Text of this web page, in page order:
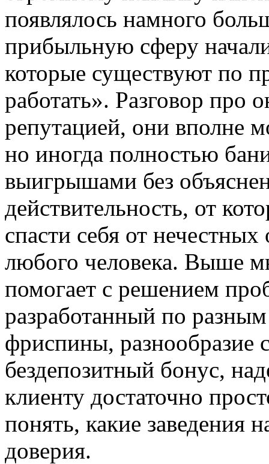
появлялось намного
прибыльную сферу
которые существуют по
работать». Разговор про
репутацией, они вполне
но иногда полностью
выигрышами без
действительность, от
спасти себя от
любого человека. Выше
помогает с решением
разработанный по
фриспины, разнообразие
бездепозитный бонус,
клиенту достаточно
понять, какие заведения
доверия.